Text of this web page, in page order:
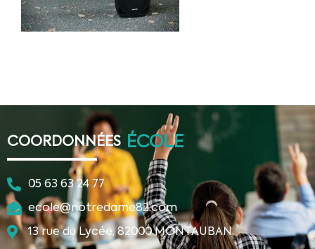
COORDONNÉES ÉCOLE
05 63 63 24 77
ecole@notredame82.com
13 rue du Lycée, 82000 MONTAUBAN